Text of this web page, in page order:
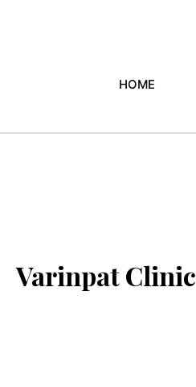
HOME
Varinpat Clinic